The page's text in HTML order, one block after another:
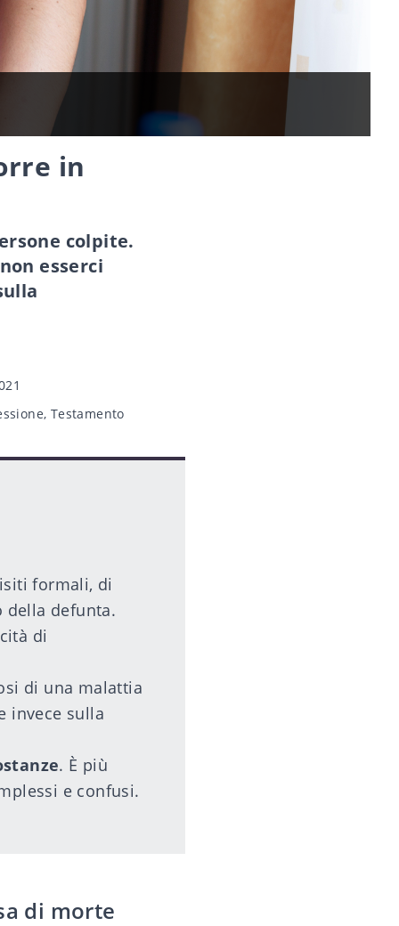
in
colpite.
esserci
, Testamento
formali, di
della defunta.
di
di una malattia
invece sulla
. È più
e confusi.
di morte